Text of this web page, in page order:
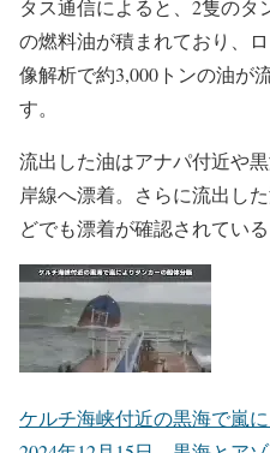
タス通信によると、2隻のタ
の燃料油が積まれており、
像解析で約3,000トンの油が
す。
流出した油はアナパ付近や
岸線へ漂着。さらに流出し
どでも漂着が確認されている
ケルチ海峡付近の黒海で嵐